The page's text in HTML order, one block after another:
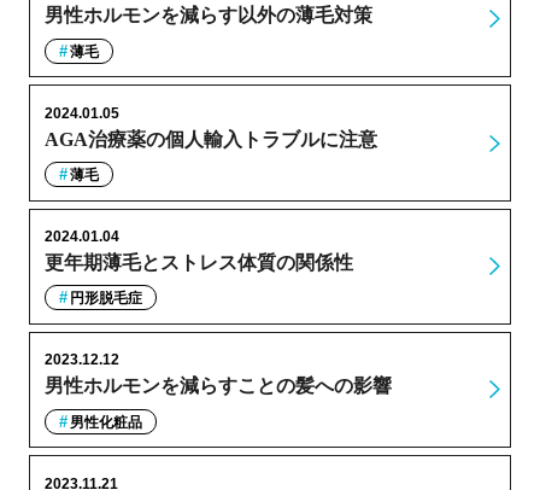
男性ホルモンを減らす以外の薄毛対策
薄毛
AGA治療薬の個人輸入トラブルに注意
2024.01.05
薄毛
更年期薄毛とストレス体質の関係性
2024.01.04
円形脱毛症
男性ホルモンを減らすことの髪への影響
2023.12.12
男性化粧品
2023.11.21